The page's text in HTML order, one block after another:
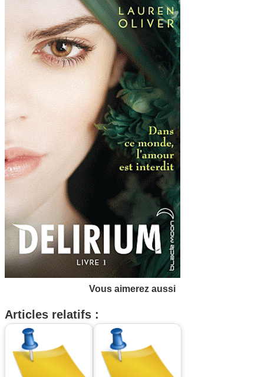
Vous aimerez aussi
Articles relatifs :